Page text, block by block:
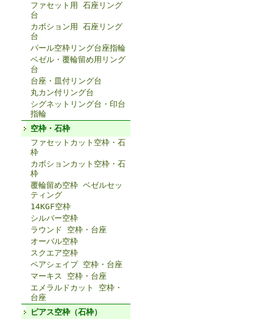
ファセット用 石座リング
台
カボション用 石座リング
台
パール空枠リング台座指輪
ベゼル・覆輪留め用リング
台
台座・皿付リング台
丸カン付リング台
シグネットリング台・印台
指輪
空枠・石枠
ファセットカット空枠・石
枠
カボションカット空枠・石
枠
覆輪留め空枠 ベゼルセッ
ティング
14KGF空枠
シルバー空枠
ラウンド 空枠・台座
オーバル空枠
スクエア空枠
ペアシェイプ 空枠・台座
マーキス 空枠・台座
エメラルドカット 空枠・
台座
ピアス空枠（石枠）